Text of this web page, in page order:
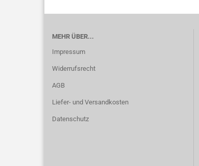
MEHR ÜBER...
Impressum
Widerrufsrecht
AGB
Liefer- und Versandkosten
Datenschutz